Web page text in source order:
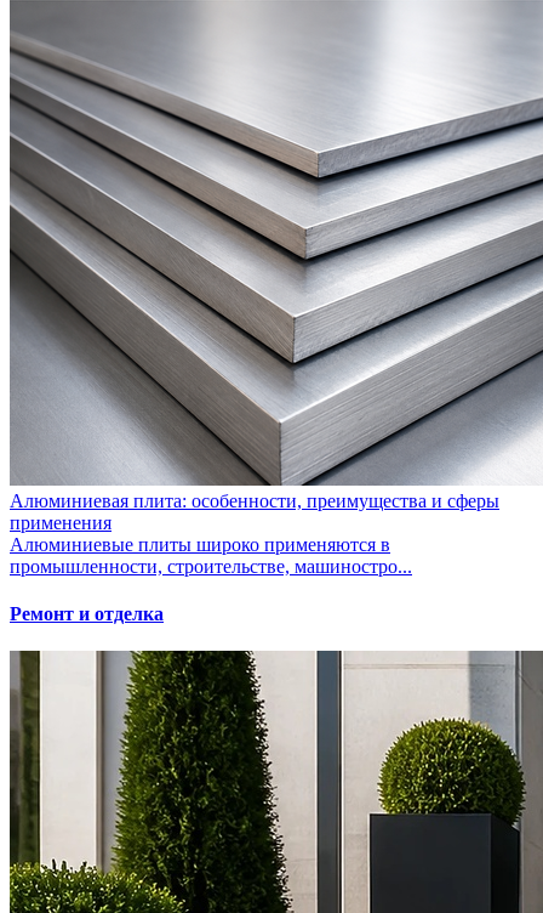
Алюминиевая плита: особенности, преимущества и сферы
применения
Алюминиевые плиты широко применяются в
промышленности, строительстве, машиностро...
Ремонт и отделка